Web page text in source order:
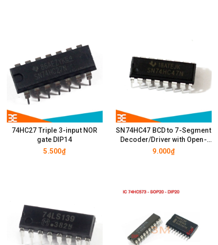
74HC27 Triple 3-input NOR
gate DIP14
5.500₫
SN74HC47 BCD to 7-Segment
Decoder/Driver with Open-
Collector Outputs
9.000₫